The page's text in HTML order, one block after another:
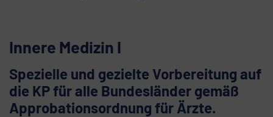
Innere Medizin I
Spezielle und gezielte Vorbereitung auf
die KP für alle Bundesländer gemäß
Approbationsordnung für Ärzte.